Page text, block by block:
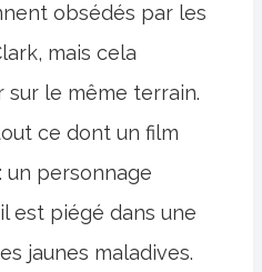
obsédés par les
mais cela
sur le même terrain.
ce dont un film
un personnage
est piégé dans une
jaunes maladives.